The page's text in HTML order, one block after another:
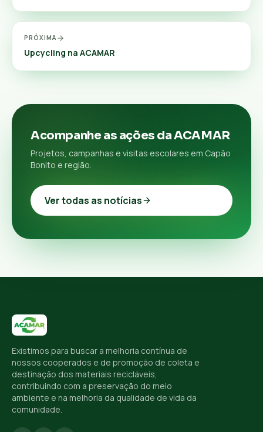
PRÓXIMA
Upcycling na ACAMAR
Acompanhe as ações da ACAMAR
Projetos, campanhas e visitas escolares em Capão
Bonito e região.
Ver todas as notícias
Existimos para buscar a melhoria contínua de
nossos cooperados e de promoção de coleta e
destinação dos materiais recicláveis,
contribuindo com a preservação do meio
ambiente e na melhoria da qualidade de vida da
comunidade.